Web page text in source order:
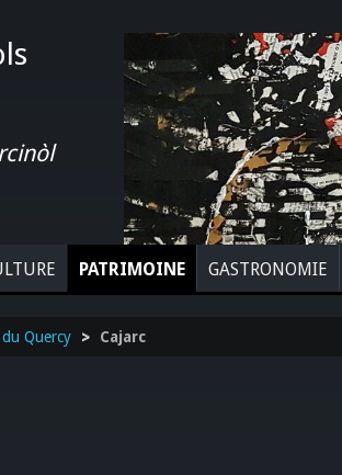
PATRIMOINE GASTRONOMIE
Quercy > Cajarc